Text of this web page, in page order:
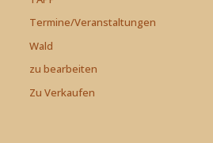
Termine/Veranstaltungen
Wald
zu bearbeiten
Zu Verkaufen